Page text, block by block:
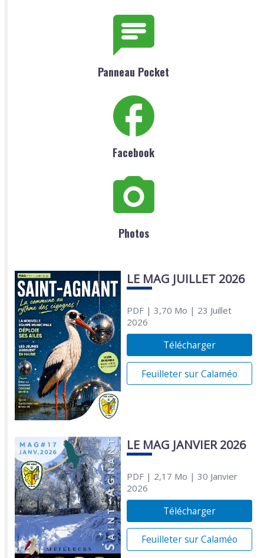
Panneau Pocket
Facebook
Photos
LE MAG JUILLET 2026
PDF| 3,70 Mo | 23 Juillet
2026
Télécharger
Feuilleter sur Calaméo
LE MAG JANVIER 2026
PDF| 2,17 Mo | 30 Janvier
2026
Télécharger
Feuilleter sur Calaméo